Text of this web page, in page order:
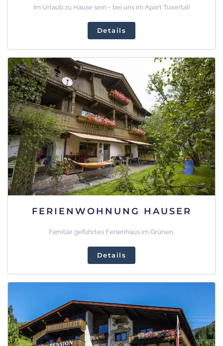
Im Urlaub zu Hause sein - bei uns im Apart Tuxertal!
Details
FERIENWOHNUNG HAUSER
Familiär geführtes Ferienhaus im Grünen.
Details